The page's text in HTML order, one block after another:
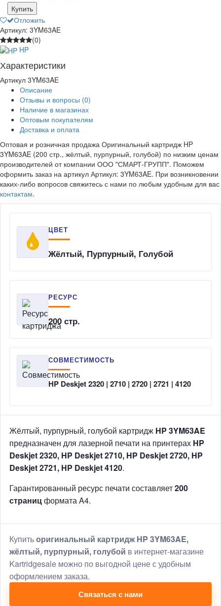
Купить
Отложить
Артикул: 3YM63AE
(0)
HP
Характеристики
Артикул 3YM63AE
Описание
Отзывы и вопросы (0)
Наличие в магазинах
Оптовым покупателям
Доставка и оплата
Оптовая и розничная продажа Оригинальный картридж HP
3YM63AE (200 стр., жёлтый, пурпурный, голубой) по низким ценам
производителей от компании ООО "СМАРТ-ГРУПП". Поможем
оформить заказ на артикул Артикул: 3YM63AE. При возникновении
каких-либо вопросов свяжитесь с нами по любым удобным для вас
контактам.
ЦВЕТ
Жёлтый, Пурпурный, Голубой
РЕСУРС
200 стр.
СОВМЕСТИМОСТЬ
HP Deskjet 2320 | 2710 | 2720 | 2721 | 4120
Жёлтый, пурпурный, голубой картридж HP 3YM63AE
предназначен для лазерной печати на принтерах HP
Deskjet 2320, HP Deskjet 2710, HP Deskjet 2720, HP
Deskjet 2721, HP Deskjet 4120.
Гарантированный ресурс печати составляет200
страницформата A4.
Купитьоригинальный картридж HP 3YM63AE,
жёлтый, пурпурный, голубой в интернет-магазине
Kartridgesale можно по выгодной цене с удобным
оформлением заказа.
Связаться с нами